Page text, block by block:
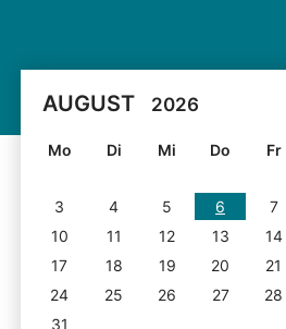
AUGUST 2026
Mo Di Mi Do Fr
3
4 5 6 7
10
11 12 13 14
17
18 19 20 21
24
25 26 27 28
31